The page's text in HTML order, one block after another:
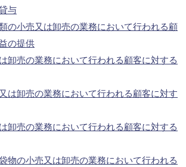
与
の小売又は卸売の業務において行われる顧
の提供
卸売の業務において行われる顧客に対する
は卸売の業務において行われる顧客に対す
卸売の業務において行われる顧客に対する
物の小売又は卸売の業務において行われる